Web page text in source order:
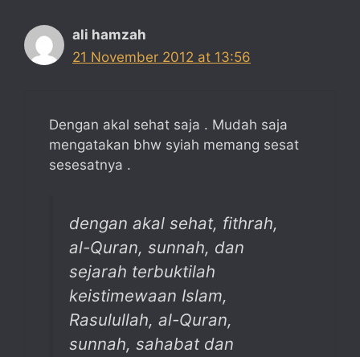
ali hamzah
21 November 2012 at 13:56
Dengan akal sehat saja . Mudah saja
mengatakan bhw syiah memang sesat
sesesatnya .
dengan akal sehat, fithrah,
al-Quran, sunnah, dan
sejarah terbuktilah
keistimewaan Islam,
Rasulullah, al-Quran,
sunnah, sahabat dan